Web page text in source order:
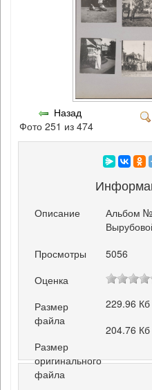
Назад
Фото 251 из 474
Описание
Альбом
Просмотры
5056
Оценка
Размер
файла
229.96
Размер
оригинального
файла
204.76